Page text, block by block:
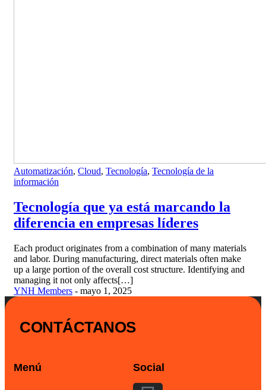
Automatización, Cloud, Tecnología, Tecnología de la
información
Tecnología que ya está marcando la
diferencia en empresas líderes
Each product originates from a combination of many materials
and labor. During manufacturing, direct materials often make
up a large portion of the overall cost structure. Identifying and
managing it not only affects[…]
YNH Members - mayo 1, 2025
CONTÁCTANOS
Menú Social